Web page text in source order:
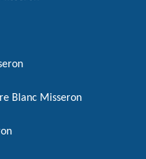
Blanc Misseron